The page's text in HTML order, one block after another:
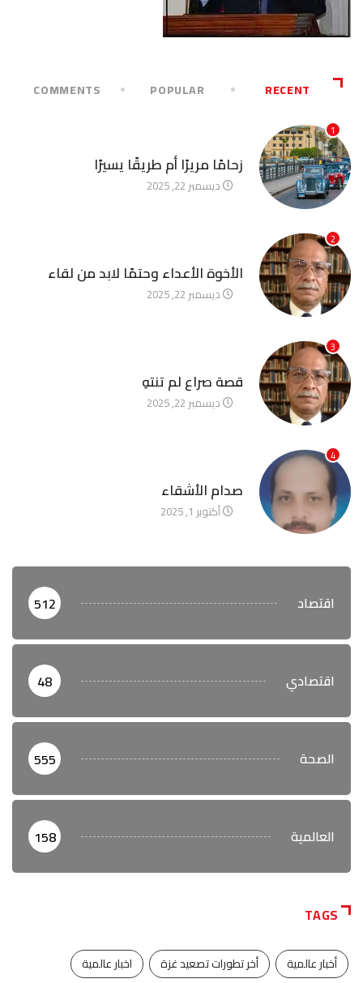
RECENT
POPULAR
COMMENTS
1
زحامًا مريرًا أم طريقًا يسيرًا
ديسمبر 22, 2025
2
الأخوة الأعداء وحتمًا لابد من لقاء
ديسمبر 22, 2025
3
قصة صراع لم تنتهِ
ديسمبر 22, 2025
4
صدام الأشقاء
أكتوبر 1, 2025
اقتصاد 512
اقتصادي 48
الصحة 555
العالمية 158
TAGS
أخبار عالمية أخر تطورات تصعيد غزة
اخبار عالمية